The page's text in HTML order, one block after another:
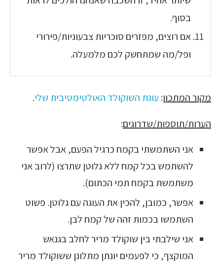
בסוף.
אם רוצים, מפזרים סוכריות צבעוניות/פירורי
ופל/מה שמתחשק לכם מלמעלה.
מקור המתכון: עוגת השוקולד האולטימטיבית שלי.
הערות/תוספות/שדרוגים:
אני השתמשתי בקמח כרגיל הפעם, אבל אפשר
להשתמש בכל קמח ללא גלוטן שתרצו (לרוב אני
משתמשת בקמח תמי הכתום).
אפשר, כמובן, להכין את העוגה עם גלוטן. פשוט
השתמשו בכמות זהה של קמח לבן.
אני שילבתי בין שוקולד מריר לחלב בגנאש
המוקצף, כי לפעמים יונתן מתלונן ששוקולד מריר